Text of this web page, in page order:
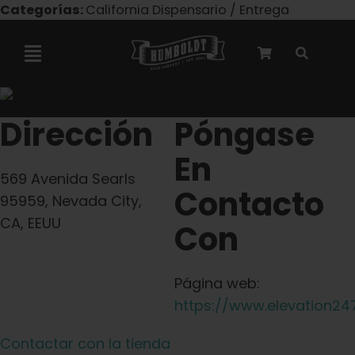
Ir
contenido
Categorías:California Dispensario / Entrega
Alternar
Colaboración con Marley
Semillas Autoflower
Dirección
569 Avenida Searls
95959, Nevada City,
CA, EEUU
Póngase
En
Contacto
Con
Página web:
https://
Contactar con la tienda